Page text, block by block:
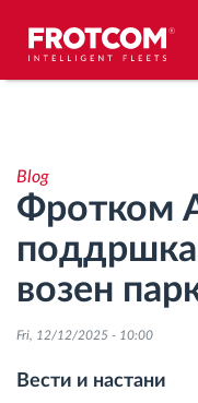
Анализа на
Следење на
Управување со
датотеки
Blog
Фротком
возен
Fri, 12/12/2025 - 10:00
Вести и настани